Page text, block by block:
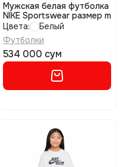
Мужская белая футболка
NIKE Sportswear размер m
Цвета:
Белый
Футболки
534 000 сум